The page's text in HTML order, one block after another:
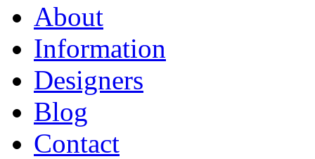
About
Information
Designers
Blog
Contact